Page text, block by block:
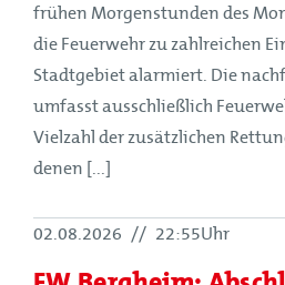
frühen Morgenstunden des
die Feuerwehr zu zahlreichen
Stadtgebiet alarmiert. Die
umfasst ausschließlich
Vielzahl der zusätzlichen
denen [...]
02.08.2026 // 22:55Uhr